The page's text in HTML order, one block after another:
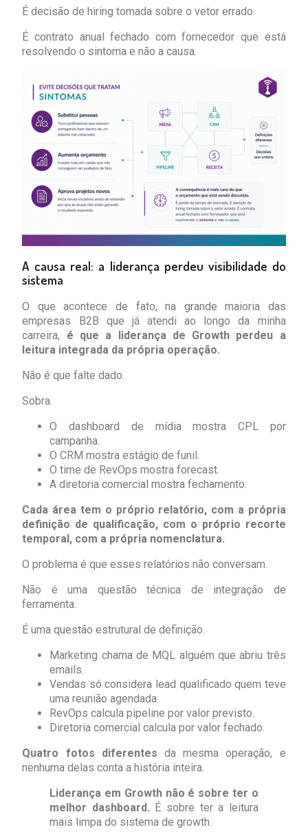
É decisão de hiring tomada sobre o vetor errado.
É contrato anual fechado com fornecedor que está
resolvendo o sintoma e não a causa.
A causa real: a liderança perdeu visibilidade do
sistema
O que acontece de fato, na grande maioria das
empresas B2B que já atendi ao longo da minha
carreira, é que a liderança de Growth perdeu a
leitura integrada da própria operação.
Não é que falte dado.
Sobra.
O dashboard de mídia mostra CPL por
campanha.
O CRM mostra estágio de funil.
O time de RevOps mostra forecast.
A diretoria comercial mostra fechamento.
Cada área tem o próprio relatório, com a própria
definição de qualificação, com o próprio recorte
temporal, com a própria nomenclatura.
O problema é que esses relatórios não conversam.
Não é uma questão técnica de integração de
ferramenta.
É uma questão estrutural de definição.
Marketing chama de MQL alguém que abriu três
emails.
Vendas só considera lead qualificado quem teve
uma reunião agendada.
RevOps calcula pipeline por valor previsto.
Diretoria comercial calcula por valor fechado.
Quatro fotos diferentes da mesma operação, e
nenhuma delas conta a história inteira.
Liderança em Growth não é sobre ter o
melhor dashboard. É sobre ter a leitura
mais limpa do sistema de growth.